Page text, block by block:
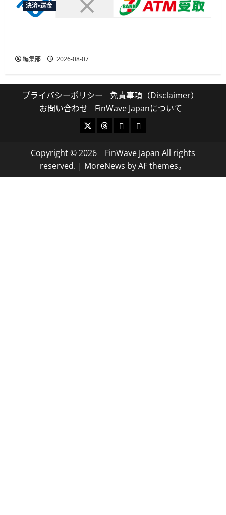
決済・送金
編集部 2026-08-07
プライバシーポリシー
免責事項（Disclaimer）
お問い合わせ
FinWave Japanについて
X ThreadsBlueskyMastodon
Copyright © 2026 FinWave Japan All rights
reserved. | MoreNews by AF themes。